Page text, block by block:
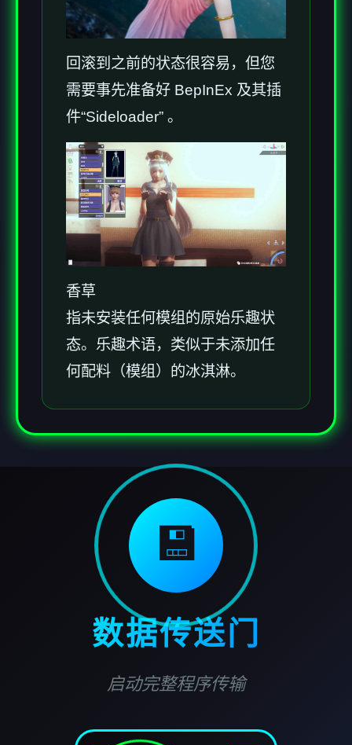
回滚到之前的状态很容易，但您
需要事先准备好 BepInEx 及其插
件“Sideloader” 。
香草
指未安装任何模组的原始乐趣状
态。乐趣术语，类似于未添加任
何配料（模组）的冰淇淋。
💾
数据传送门
启动完整程序传输